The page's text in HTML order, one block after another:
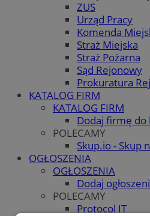
ZUS
Urząd Pracy
Komenda
Straż Miejska
Straż Pożarna
Sąd Rejonowy
Prokuratura
KATALOG FIRM
KATALOG FIRM
Dodaj firmę do
POLECAMY
Skup.io - Skup
OGŁOSZENIA
OGŁOSZENIA
Dodaj
POLECAMY
Protocol IT